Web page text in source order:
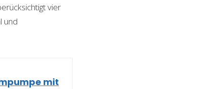
vier
und
mit